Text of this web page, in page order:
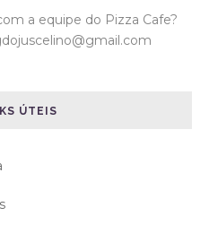
a equipe do Pizza Cafe?
ÚTEIS